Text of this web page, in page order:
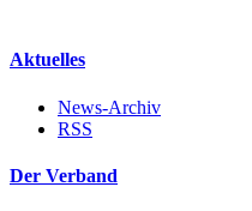
Aktuelles
News-Archiv
RSS
Der Verband